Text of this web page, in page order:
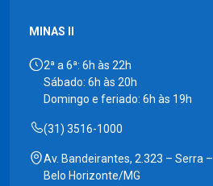
MINAS II
2ª a 6ª: 6h às 22h
Sábado: 6h às 20h
Domingo e feriado: 6h às 19h
(31) 3516-1000
Av. Bandeirantes, 2.323 – Serra –
Belo Horizonte/MG